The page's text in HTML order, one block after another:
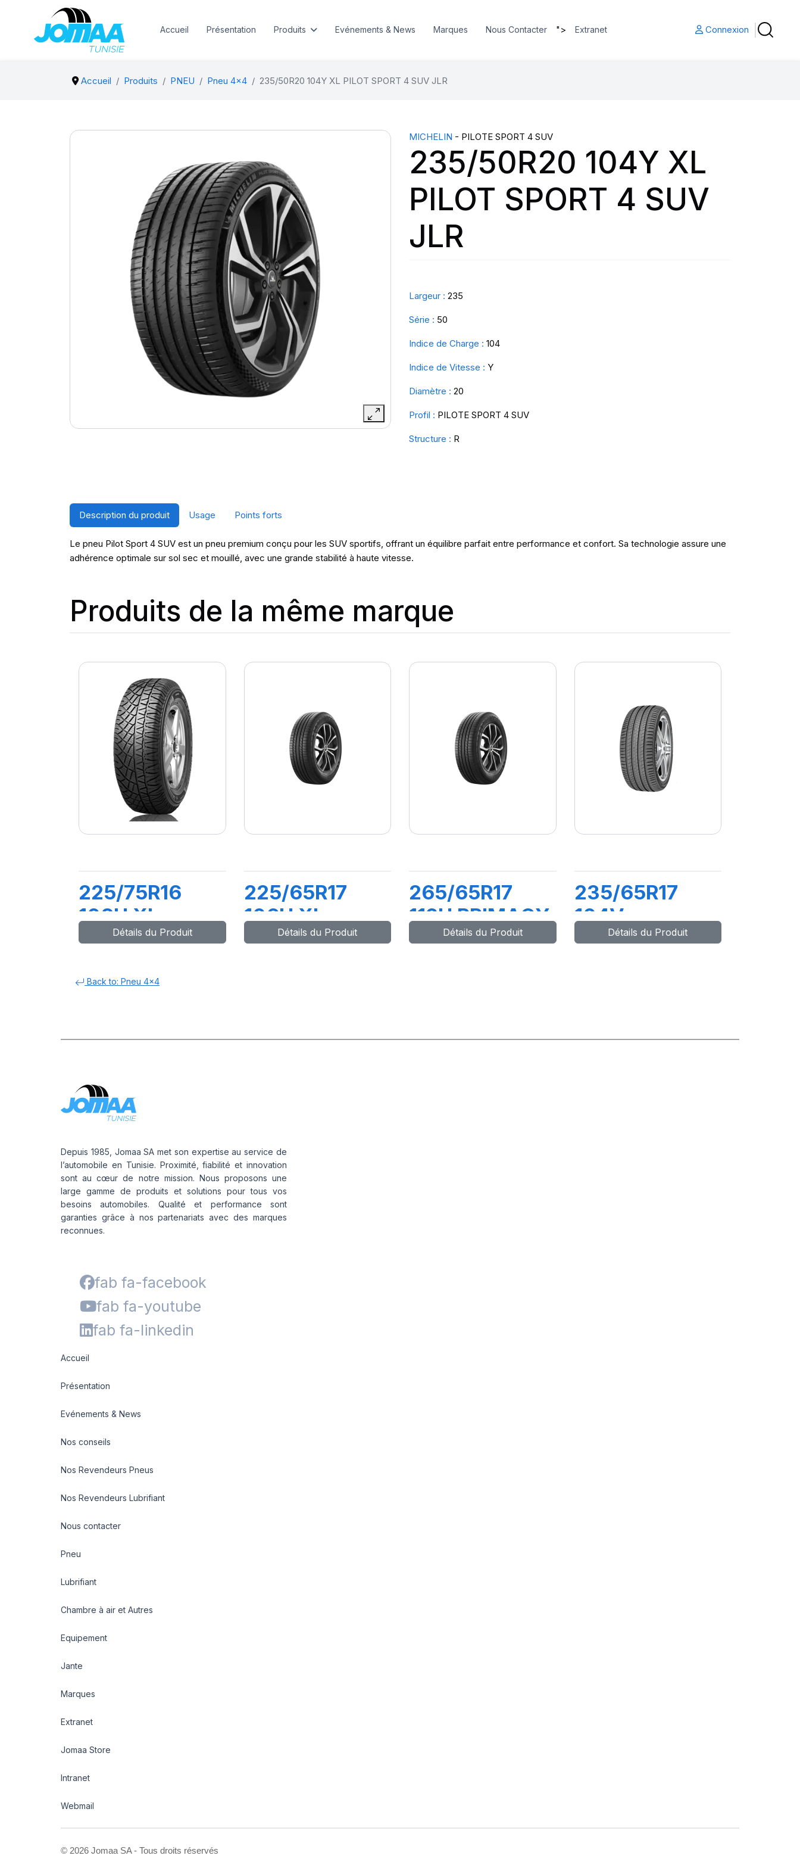
Accueil Présentation Produits Evénements & News Marques Nous Contacter "> Extranet Connexion
Accueil Produits PNEU Pneu 4x4 235/50R20 104Y XL PILOT SPORT 4 SUV JLR
MICHELIN - PILOTE SPORT 4 SUV
235/50R20 104Y XL
PILOT SPORT 4 SUV
JLR
Largeur : 235
Série : 50
Indice de Charge : 104
Indice de Vitesse : Y
Diamètre : 20
Profil : PILOTE SPORT 4 SUV
Structure : R
Description du produit Usage Points forts
Le pneu Pilot Sport 4 SUV est un pneu premium conçu pour les SUV sportifs, offrant un équilibre parfait entre performance et confort. Sa technologie assure une
adhérence optimale sur sol sec et mouillé, avec une grande stabilité à haute vitesse.
Produits de la même marque
225/75R16
108H XL
LATTITUDE
Détails du Produit
225/65R17
106H XL
PRIMACY
Détails du Produit
265/65R17
112H PRIMACY
SUV+Détails du Produit
235/65R17
104V
LATITUDE
Détails du Produit
Back to: Pneu 4x4
Depuis 1985, Jomaa SA met son expertise au service de
l’automobile en Tunisie. Proximité, fiabilité et innovation
sont au cœur de notre mission. Nous proposons une
large gamme de produits et solutions pour tous vos
besoins automobiles. Qualité et performance sont
garanties grâce à nos partenariats avec des marques
reconnues.
fab fa-facebook
fab fa-youtube
fab fa-linkedin
Accueil
Présentation
Evénements & News
Nos conseils
Nos Revendeurs Pneus
Nos Revendeurs Lubrifiant
Nous contacter
Pneu
Lubrifiant
Chambre à air et Autres
Equipement
Jante
Marques
Extranet
Jomaa Store
Intranet
Webmail
© 2026 Jomaa SA - Tous droits réservés